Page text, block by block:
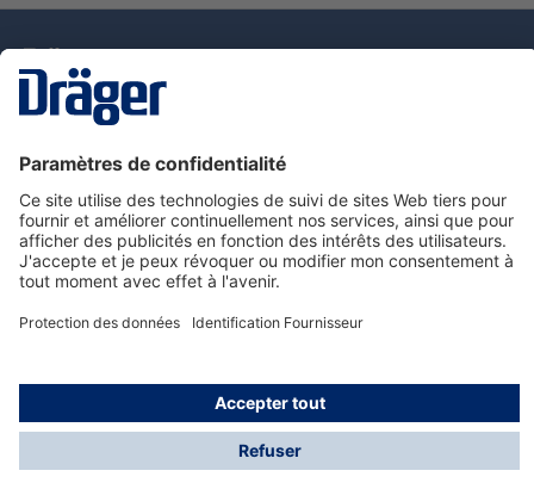
Nous contacter
Service de e-commande Dräger
Informations sur les produits
© Dräger France SAS, 2024
*Prix hors taxe. Frais de gestion et de livraison standard
offerts; Indépendamment de la valeur ou du volume de